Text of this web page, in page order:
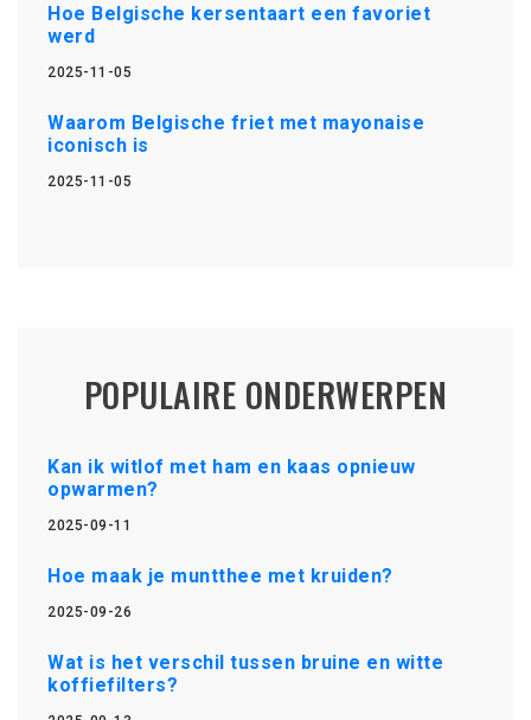
Hoe Belgische kersentaart een favoriet
werd
2025-11-05
Waarom Belgische friet met mayonaise
iconisch is
2025-11-05
POPULAIRE ONDERWERPEN
Kan ik witlof met ham en kaas opnieuw
opwarmen?
2025-09-11
Hoe maak je muntthee met kruiden?
2025-09-26
Wat is het verschil tussen bruine en witte
koffiefilters?